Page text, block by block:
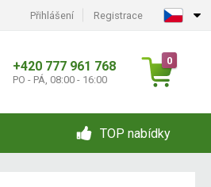
Přihlášení Registrace
+420 777 961 768
PO - PÁ, 08:00 - 16:00
0
TOP nabídky